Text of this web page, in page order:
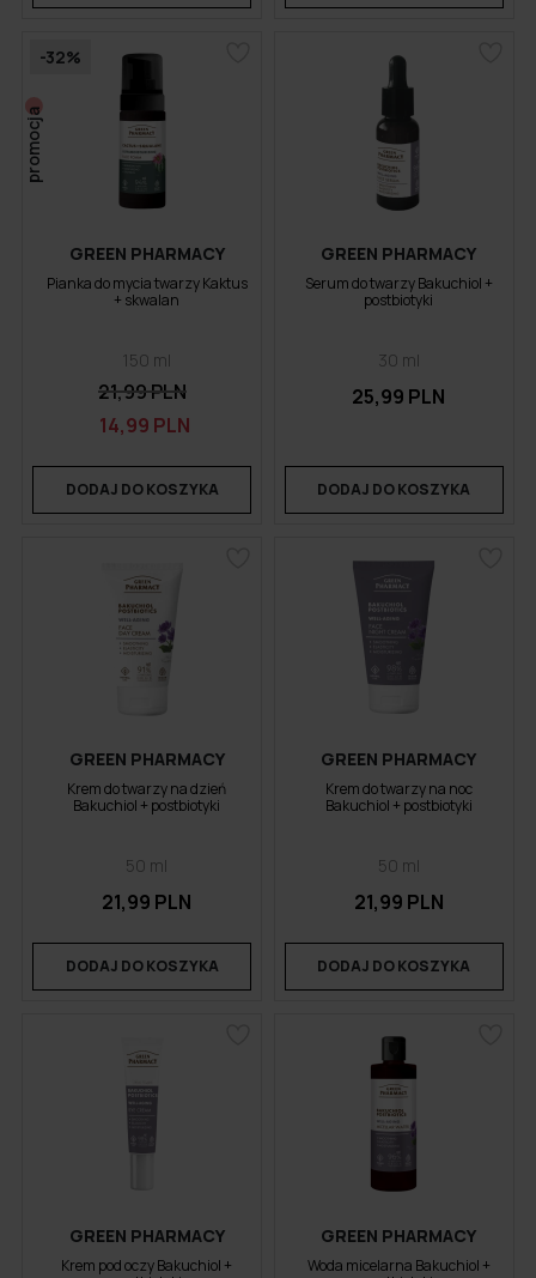
-32%
promocja
GREEN PHARMACY
Pianka do mycia twarzy Kaktus
+ skwalan
150 ml
21,99 PLN
14,99 PLN
DODAJ DO KOSZYKA
GREEN PHARMACY
Serum do twarzy Bakuchiol +
postbiotyki
30 ml
25,99 PLN
DODAJ DO KOSZYKA
GREEN PHARMACY
Krem do twarzy na dzień
Bakuchiol + postbiotyki
50 ml
21,99 PLN
DODAJ DO KOSZYKA
GREEN PHARMACY
Krem do twarzy na noc
Bakuchiol + postbiotyki
50 ml
21,99 PLN
DODAJ DO KOSZYKA
GREEN PHARMACY
Krem pod oczy Bakuchiol +
GREEN PHARMACY
Woda micelarna Bakuchiol +